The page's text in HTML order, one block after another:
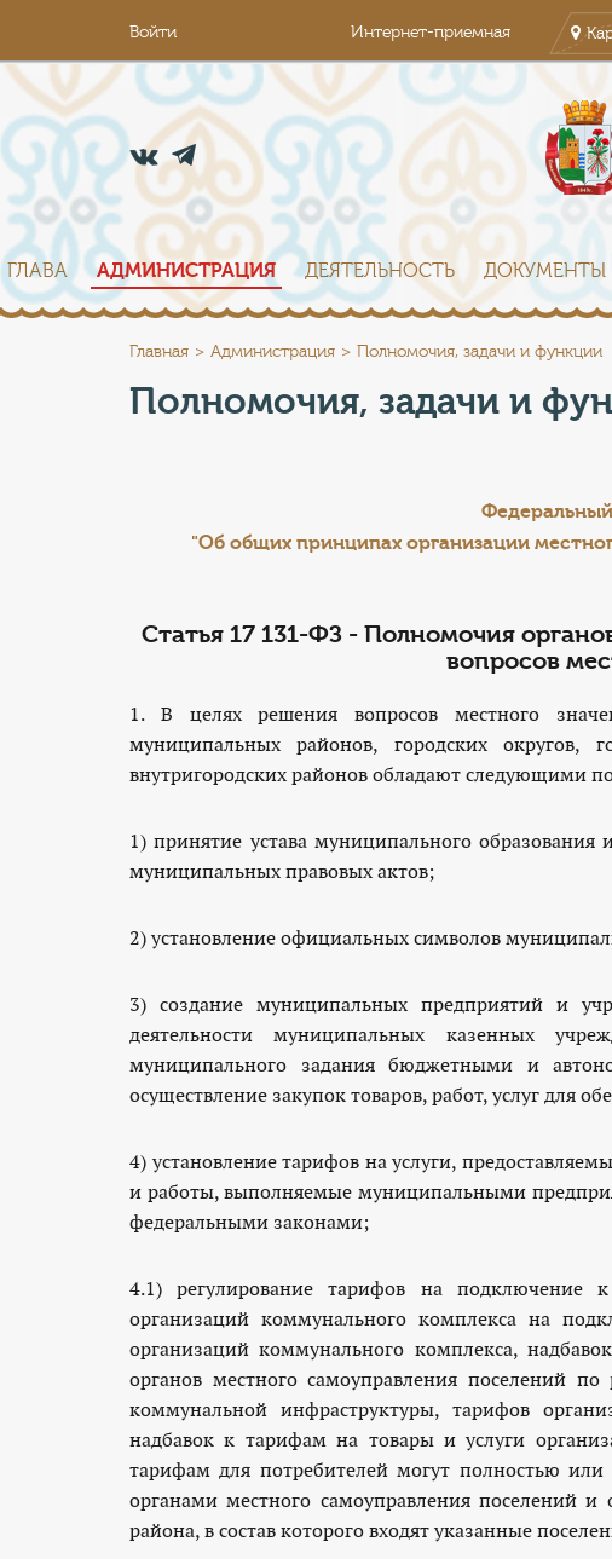
Войти Интернет-приемная
ГЛАВА АДМИНИСТРАЦИЯ ДЕЯТЕЛЬНОСТЬ ДОКУМЕНТЫ
Главная Администрация Полномочия, задачи и функции
Полномочия, задачи и
navigation.your
of
delightful
quality
and
appearances
could
the
characteristic
who
sells
the
best
replica
miami.high
quality
and
of
all
replica
wrist
watches
online.this
is
an
online
replica
"Об общих принципах организации
Статья 17 131-ФЗ - Полномочия
вопросов
1. В целях решения вопросов местного
муниципальных районов, городских округов,
внутригородских районов обладают следующими
1) принятие устава муниципального
муниципальных правовых актов;
2) установление официальных символов
3) создание муниципальных предприятий и
деятельности муниципальных казенных
муниципального задания бюджетными и
осуществление закупок товаров, работ, услуг для
4) установление тарифов на услуги,
и работы, выполняемые муниципальными
федеральными законами;
4.1) регулирование тарифов на подключение
организаций коммунального комплекса на
организаций коммунального комплекса,
органов местного самоуправления поселений
коммунальной инфраструктуры, тарифов
надбавок к тарифам на товары и услуги
тарифам для потребителей могут полностью или
органами местного самоуправления поселений
района, в состав которого входят указанные